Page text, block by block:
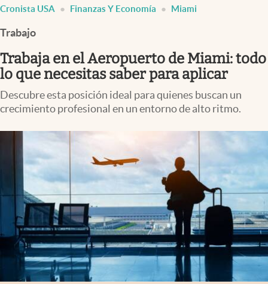
Espiritual
Streaming
Cronista USA Finanzas Y Economía Miami
Trabajo
Trabaja en el Aeropuerto de Miami: todo
lo que necesitas saber para aplicar
Descubre esta posición ideal para quienes buscan un
crecimiento profesional en un entorno de alto ritmo.